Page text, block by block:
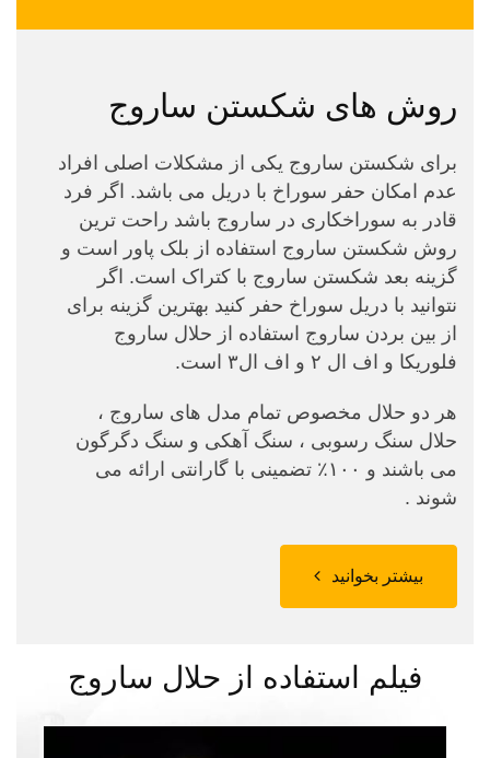
روش های شکستن ساروج
برای شکستن ساروج یکی از مشکلات اصلی افراد
عدم امکان حفر سوراخ با دریل می باشد. اگر فرد
قادر به سوراخکاری در ساروج باشد راحت ترین
روش شکستن ساروج استفاده از بلک پاور است و
گزینه بعد شکستن ساروج با کتراک است. اگر
نتوانید با دریل سوراخ حفر کنید بهترین گزینه برای
از بین بردن ساروج استفاده از حلال ساروج
فلوریکا و اف ال ۲ و اف ال۳ است.
هر دو حلال مخصوص تمام مدل های ساروج ،
حلال سنگ رسوبی ، سنگ آهکی و سنگ دگرگون
می باشند و ۱۰۰٪ تضمینی با گارانتی ارائه می
شوند .
بیشتر بخوانید
فیلم استفاده از حلال ساروج